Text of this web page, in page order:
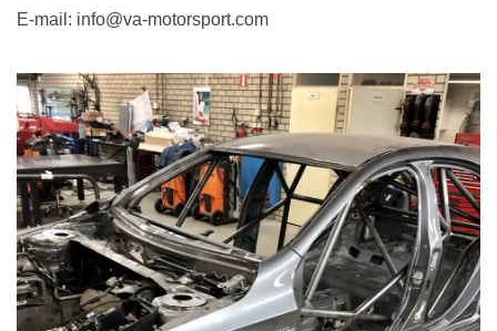
E-mail: info@va-motorsport.com